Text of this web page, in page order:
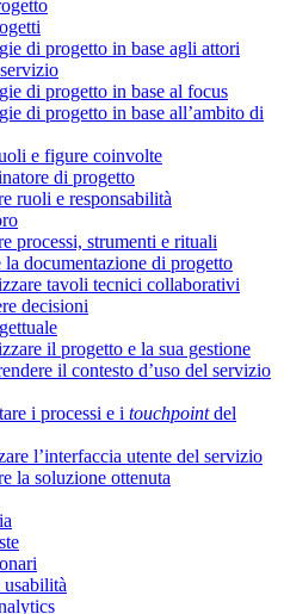
di progetto in base agli attori
di progetto in base al focus
di progetto in base all’ambito di
e figure coinvolte
di progetto
ruoli e responsabilità
processi, strumenti e rituali
la documentazione di progetto
tavoli tecnici collaborativi
decisioni
il progetto e la sua gestione
il contesto d’uso del servizio
i processi e i touchpointdel
l’interfaccia utente del servizio
la soluzione ottenuta